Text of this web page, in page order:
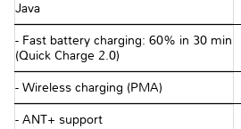
Java
- Fast battery charging: 60% in 30 min
(Quick Charge 2.0)
- Wireless charging (PMA)
- ANT+ support